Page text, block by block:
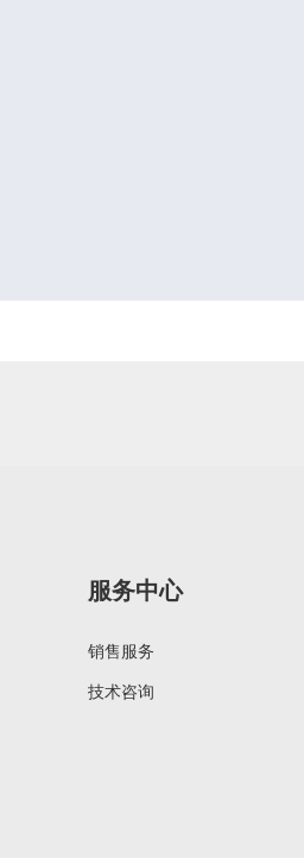
服务中心
销售服务
技术咨询